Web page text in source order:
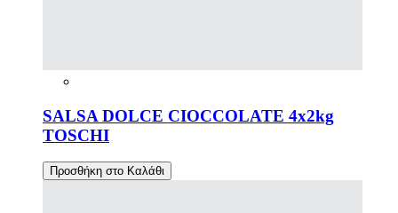
SALSA DOLCE CIOCCOLATE 4x2kg
TOSCHI
Προσθήκη στο Καλάθι